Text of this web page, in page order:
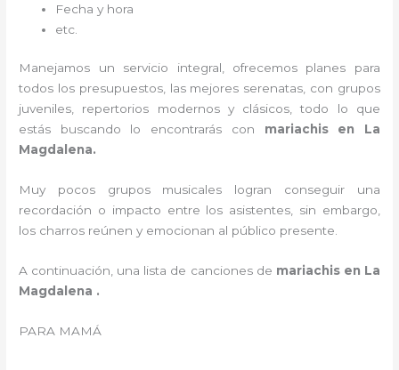
Fecha y hora
etc.
Manejamos un servicio integral, ofrecemos planes para
todos los presupuestos, las mejores serenatas, con grupos
juveniles, repertorios modernos y clásicos, todo lo que
estás buscando lo encontrarás con mariachis en La
Magdalena.
Muy pocos grupos musicales logran conseguir una
recordación o impacto entre los asistentes, sin embargo,
los charros reúnen y emocionan al público presente.
A continuación, una lista de canciones de mariachis en La
Magdalena .
PARA MAMÁ